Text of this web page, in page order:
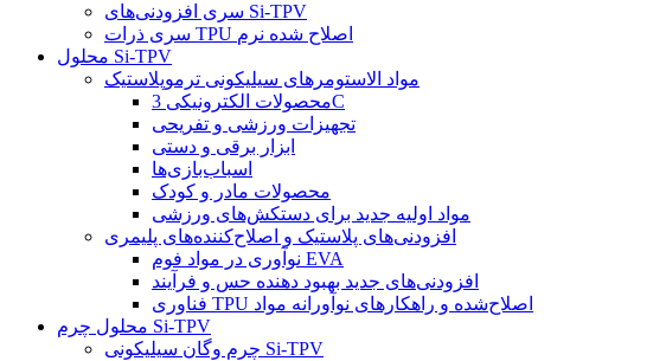
سری افزودنی‌های Si-TPV
سری ذرات TPU اصلاح شده نرم
محلول Si-TPV
مواد الاستومرهای سیلیکونی ترموپلاستیک
محصولات الکترونیکی 3C
تجهیزات ورزشی و تفریحی
ابزار برقی و دستی
اسباب‌بازی‌ها
محصولات مادر و کودک
مواد اولیه جدید برای دستکش‌های ورزشی
افزودنی‌های پلاستیک و اصلاح‌کننده‌های پلیمری
نوآوری در مواد فوم EVA
افزودنی‌های جدید بهبود دهنده حس و فرآیند
فناوری TPU اصلاح‌شده و راهکارهای نوآورانه مواد
محلول چرم Si-TPV
چرم وگان سیلیکونی Si-TPV